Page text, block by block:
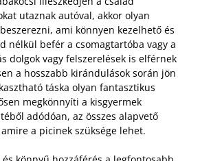
utaznak autóval, akkor olyan
ami könnyen kezelhető és
nélkül befér a csomagtartóba vagy a
dolgok vagy felszerelések is elférnek
a hosszabb kirándulások során jön
táska olyan fantasztikus
megkönnyíti a kisgyermek
adódóan, az összes alapvető
a picinek szüksége lehet.